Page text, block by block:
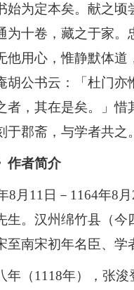
始为定本矣。献之顷
为十卷，藏之于家。
他用心，惟静默体道
胡公书云：「杜门亦
者，其在是矣。」惜
于郡斋，与学者共之。
者简介
11日－1164年8月
生。汉州绵竹县（今
南宋初年名臣、学
（1118年），张浚